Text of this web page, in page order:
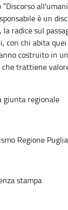
“Discorso
è un
radice sul
chi abita quei
costruito in
trattiene
giunta regionale
Regione Puglia
stampa